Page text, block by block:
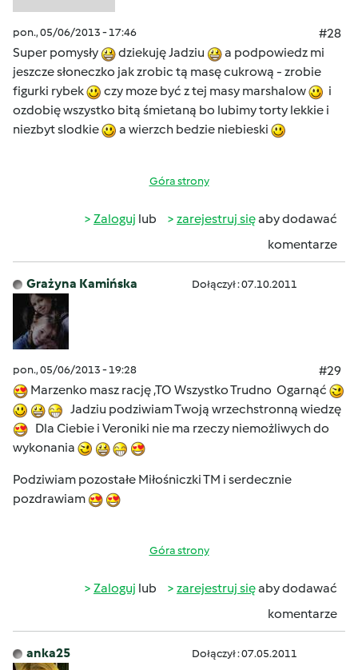
pon., 05/06/2013 - 17:46
#28
Super pomysły
dziekuję Jadziu
a podpowiedz mi
jeszcze słoneczko jak zrobic tą masę cukrową - zrobie
figurki rybek
czy moze być z tej masy marshalow
i
ozdobię wszystko bitą śmietaną bo lubimy torty lekkie i
niezbyt slodkie
a wierzch bedzie niebieski
Góra strony
Zaloguj lub zarejestruj sięaby dodawać
komentarze
Grażyna Kamińska Dołączył : 07.10.2011
pon., 05/06/2013 - 19:28
#29
Marzenko masz rację ,TO Wszystko Trudno Ogarnąć
Jadziu podziwiam Twoją wrzechstronną wiedzę
Dla Ciebie i Veroniki nie ma rzeczy niemożliwych do
wykonania
Podziwiam pozostałe Miłośniczki TM i serdecznie
pozdrawiam
Góra strony
Zaloguj lub zarejestruj sięaby dodawać
komentarze
anka25 Dołączył : 07.05.2011